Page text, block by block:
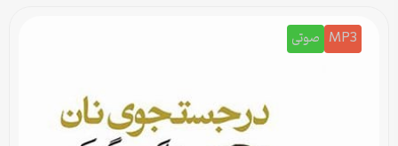
MP3 صوتی